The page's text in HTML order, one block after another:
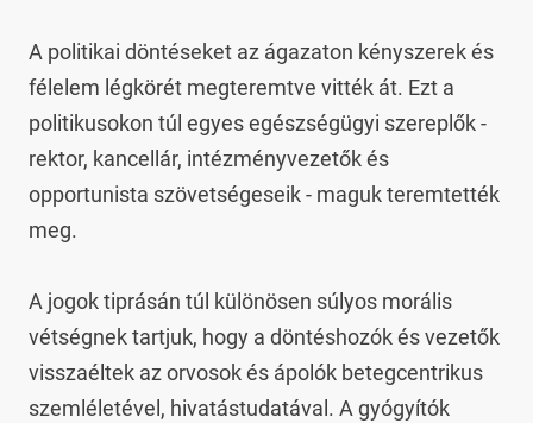
A politikai döntéseket az ágazaton kényszerek és
félelem légkörét megteremtve vitték át. Ezt a
politikusokon túl egyes egészségügyi szereplők -
rektor, kancellár, intézményvezetők és
opportunista szövetségeseik - maguk teremtették
meg.
A jogok tiprásán túl különösen súlyos morális
vétségnek tartjuk, hogy a döntéshozók és vezetők
visszaéltek az orvosok és ápolók betegcentrikus
szemléletével, hivatástudatával. A gyógyítók